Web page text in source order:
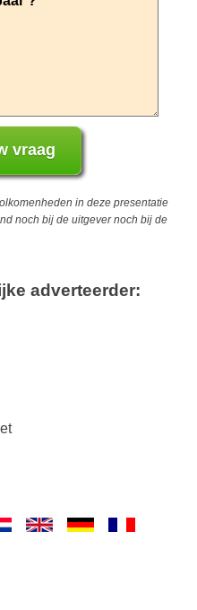
in deze presentatie
noch bij de uitgever noch bij de
adverteerder: